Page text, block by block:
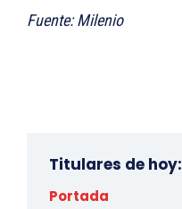
Fuente: Milenio
Titulares de hoy:
Portada